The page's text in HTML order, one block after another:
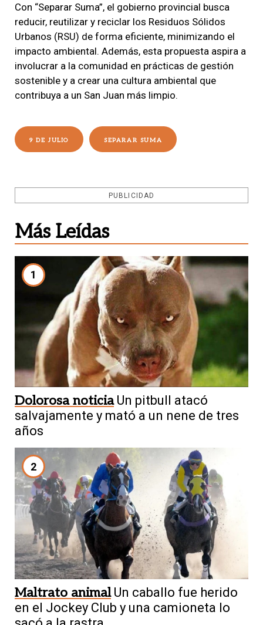
Con “Separar Suma”, el gobierno provincial busca
reducir, reutilizar y reciclar los Residuos Sólidos
Urbanos (RSU) de forma eficiente, minimizando el
impacto ambiental. Además, esta propuesta aspira a
involucrar a la comunidad en prácticas de gestión
sostenible y a crear una cultura ambiental que
contribuya a un San Juan más limpio.
9 DE JULIO SEPARAR SUMA
PUBLICIDAD
Más Leídas
1
Dolorosa noticia Un pitbull atacó
salvajamente y mató a un nene de tres
años
2
Maltrato animal Un caballo fue herido
en el Jockey Club y una camioneta lo